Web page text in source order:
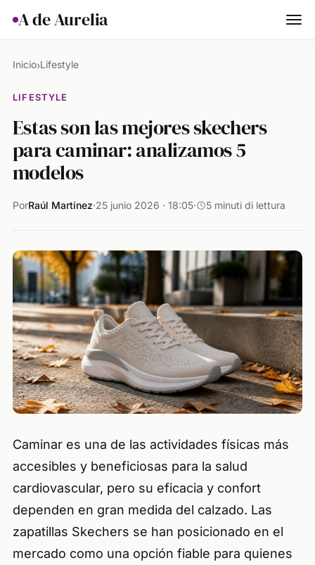
A de Aurelia
Salud
Ciencia & Naturaleza
Actualidad
Inicio›Lifestyle
LIFESTYLE
Estas son las mejores skechers
para caminar: analizamos 5
modelos
PorRaúl Martínez·25 junio 2026 · 18:05· 5 minuti di lettura
Caminar es una de las actividades físicas más
accesibles y beneficiosas para la salud
cardiovascular, pero su eficacia y confort
dependen en gran medida del calzado. Las
zapatillas Skechers se han posicionado en el
mercado como una opción fiable para quienes